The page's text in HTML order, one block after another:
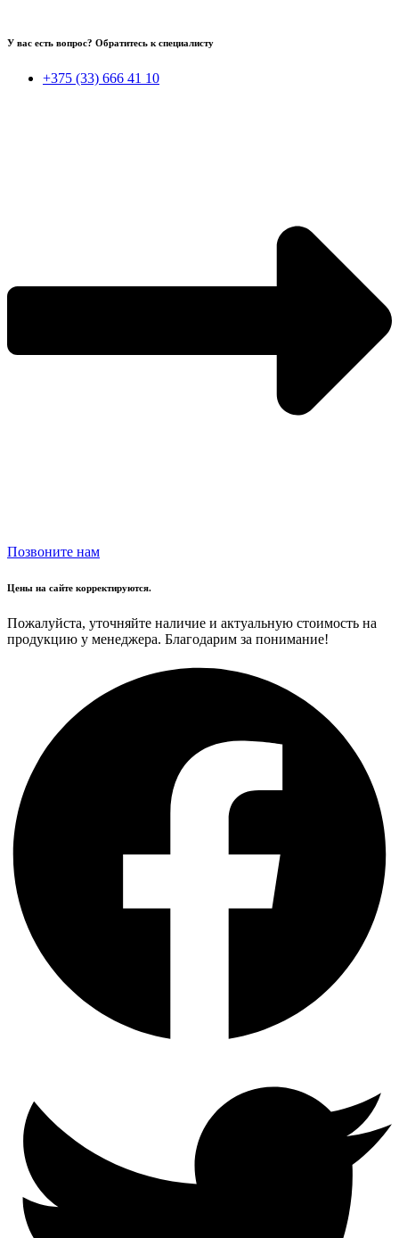
У вас есть вопрос? Обратитесь к специалисту
+375 (33) 666 41 10
Позвоните нам
Цены на сайте корректируются.
Пожалуйста, уточняйте наличие и актуальную стоимость на
продукцию у менеджера. Благодарим за понимание!